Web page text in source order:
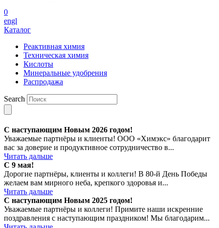
0
engl
Каталог
Реактивная химия
Техническая химия
Кислоты
Минеральные удобрения
Распродажа
Search
С наступающим Новым 2026 годом!
Уважаемые партнёры и клиенты! ООО «Химэкс» благодарит
вас за доверие и продуктивное сотрудничество в...
Читать дальше
С 9 мая!
Дорогие партнёры, клиенты и коллеги! В 80‑й День Победы
желаем вам мирного неба, крепкого здоровья и...
Читать дальше
С наступающим Новым 2025 годом!
Уважаемые партнёры и коллеги! Примите наши искренние
поздравления с наступающим праздником! Мы благодарим...